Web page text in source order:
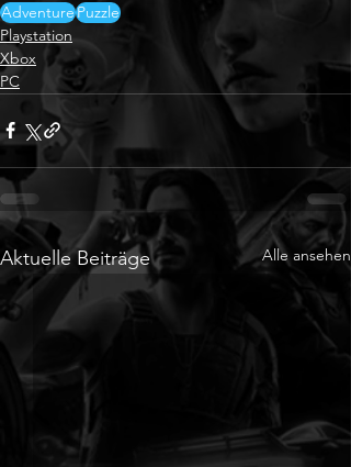
AdventurePuzzle
Playstation
Xbox
PC
Aktuelle Beiträge Alle ansehen